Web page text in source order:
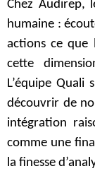
Chez Audirep,
humaine :
actions ce que
cette
L’équipe Quali
découvrir de
intégration
comme une
la finesse